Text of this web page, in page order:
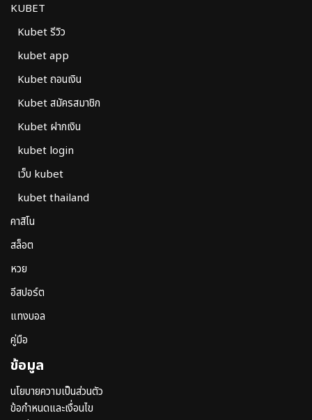
KUBET
Kubet รีวิว
kubet app
Kubet ถอนเงิน
Kubet สมัครสมาชิก
Kubet ฝากเงิน
kubet login
เว็บ kubet
kubet thailand
คาสิโน
สล็อต
หวย
อีสปอร์ต
แทงบอล
คู่มือ
ข้อมูล
นโยบายความเป็นส่วนตัว
ข้อกำหนดและเงื่อนไข